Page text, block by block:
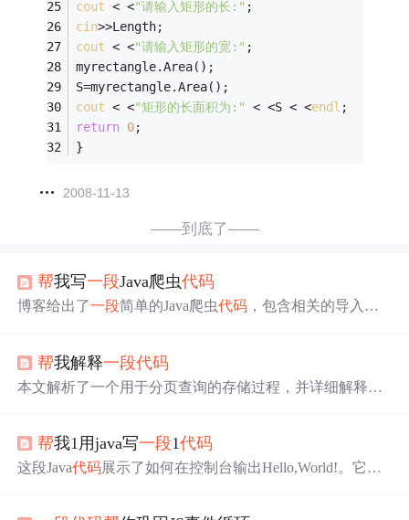
cout < <"请输入矩形的长:" ;
cin>>Length;
cout < <"请输入矩形的宽:" ;
myrectangle.Area();
S=myrectangle.Area();
cout < <"矩形的长面积为:" < <S < <endl ;
return 0;
}
2008-11-13
——到底了——
帮我写一段Java爬虫代码
博客给出了一段简单的Java爬虫代码 ，包含相关的导入语
帮我解释一段代码
本文解析了一个用于分页查询的存储过程，并详细解释了
帮我1用java写一段1代码
这段Java代码展示了如何在控制台输出Hello,World!。它定